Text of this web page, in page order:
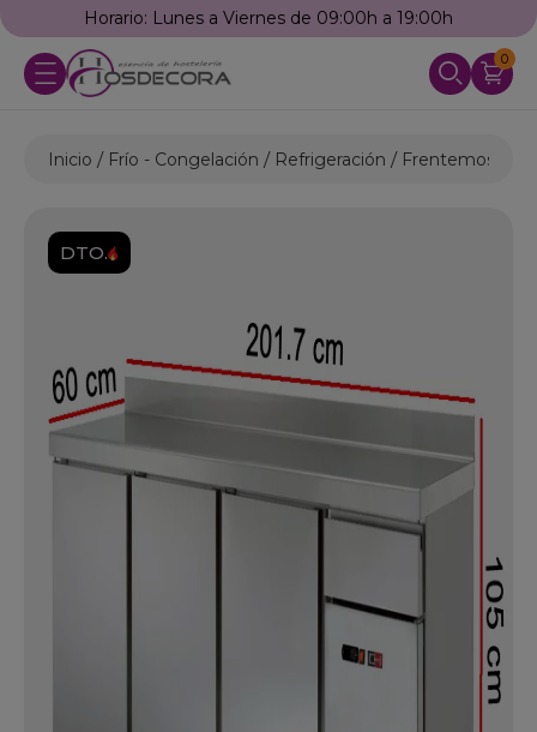
Horario: Lunes a Viernes de 09:00h a 19:00h
0
Inicio Frío - Congelación Refrigeración
DTO.